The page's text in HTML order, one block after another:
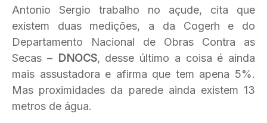
Antonio Sergio trabalho no açude, cita que
existem duas medições, a da Cogerh e do
Departamento Nacional de Obras Contra as
Secas – DNOCS, desse último a coisa é ainda
mais assustadora e afirma que tem apena 5%.
Mas proximidades da parede ainda existem 13
metros de água.